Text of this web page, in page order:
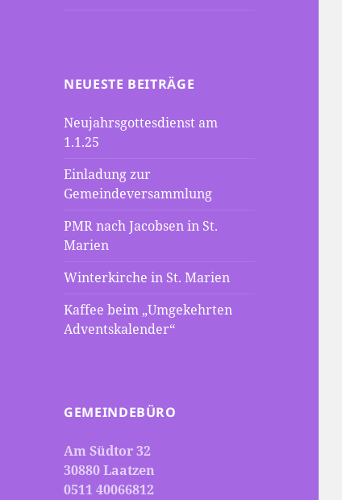
NEUESTE BEITRÄGE
Neujahrsgottesdienst am
1.1.25
Einladung zur
Gemeindeversammlung
PMR nach Jacobsen in St.
Marien
Winterkirche in St. Marien
Kaffee beim „Umgekehrten
Adventskalender“
GEMEINDEBÜRO
Am Südtor 32
30880 Laatzen
0511 40066812